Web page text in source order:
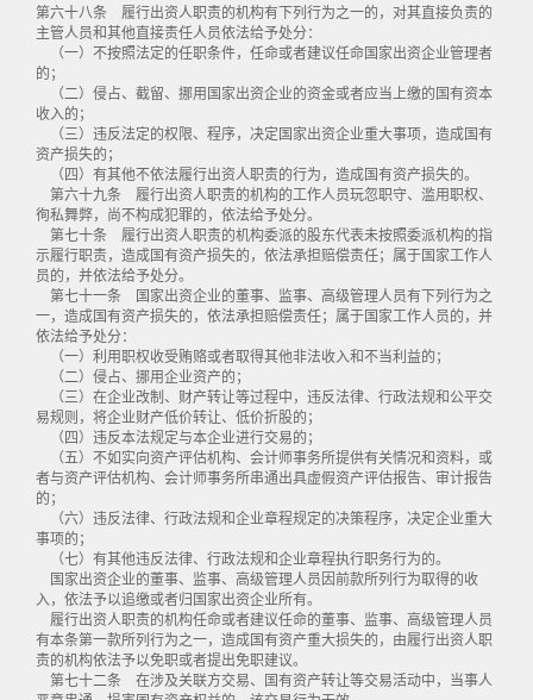
第六十八条 履行出资人职责的机构有下列行为之一的，对其直接负责的
主管人员和其他直接责任人员依法给予处分：
（一）不按照法定的任职条件，任命或者建议任命国家出资企业管理者
的；
（二）侵占、截留、挪用国家出资企业的资金或者应当上缴的国有资本
收入的；
（三）违反法定的权限、程序，决定国家出资企业重大事项，造成国有
资产损失的；
（四）有其他不依法履行出资人职责的行为，造成国有资产损失的。
第六十九条 履行出资人职责的机构的工作人员玩忽职守、滥用职权、
徇私舞弊，尚不构成犯罪的，依法给予处分。
第七十条 履行出资人职责的机构委派的股东代表未按照委派机构的指
示履行职责，造成国有资产损失的，依法承担赔偿责任；属于国家工作人
员的，并依法给予处分。
第七十一条 国家出资企业的董事、监事、高级管理人员有下列行为之
一，造成国有资产损失的，依法承担赔偿责任；属于国家工作人员的，并
依法给予处分：
（一）利用职权收受贿赂或者取得其他非法收入和不当利益的；
（二）侵占、挪用企业资产的；
（三）在企业改制、财产转让等过程中，违反法律、行政法规和公平交
易规则，将企业财产低价转让、低价折股的；
（四）违反本法规定与本企业进行交易的；
（五）不如实向资产评估机构、会计师事务所提供有关情况和资料，或
者与资产评估机构、会计师事务所串通出具虚假资产评估报告、审计报告
的；
（六）违反法律、行政法规和企业章程规定的决策程序，决定企业重大
事项的；
（七）有其他违反法律、行政法规和企业章程执行职务行为的。
国家出资企业的董事、监事、高级管理人员因前款所列行为取得的收
入，依法予以追缴或者归国家出资企业所有。
履行出资人职责的机构任命或者建议任命的董事、监事、高级管理人员
有本条第一款所列行为之一，造成国有资产重大损失的，由履行出资人职
责的机构依法予以免职或者提出免职建议。
第七十二条 在涉及关联方交易、国有资产转让等交易活动中，当事人